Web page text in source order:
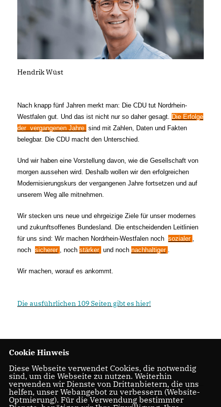
Hendrik Wüst
Nach knapp fünf Jahren merkt man: Die CDU tut Nordrhein-
Westfalen gut. Und das ist nicht nur so daher gesagt. Die Erfolge
der vergangenen Jahre sind mit Zahlen, Daten und Fakten
belegbar. Die CDU macht den Unterschied.
Und wir haben eine Vorstellung davon, wie die Gesellschaft von
morgen aussehen wird. Deshalb wollen wir den erfolgreichen
Modernisierungskurs der vergangenen Jahre fortsetzen und auf
unserem Weg alle mitnehmen.
Wir stecken uns neue und ehrgeizige Ziele für unser modernes
und zukunftsoffenes Bundesland. Die entscheidenden Leitlinien
für uns sind: Wir machen Nordrhein-Westfalen noch sozialer ,
noch sicherer , noch stärker und noch nachhaltiger .
Wir machen, worauf es ankommt.
Die ausführlichen 109 Seiten gibt es hier!
28.03.2022, 10:37 Uhr
Cookie Hinweis
Diese Webseite verwendet Cookies, die notwendig
sind, um die Webseite zu nutzen. Weiterhin
verwenden wir Dienste von Drittanbietern, die uns
helfen, unser Webangebot zu verbessern (Website-
Optmierung). Für die Verwendung bestimmter